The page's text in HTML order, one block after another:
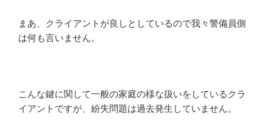
まあ、クライアントが良しとしているので我々警備員側
は何も言いません。
こんな鍵に関して一般の家庭の様な扱いをしているクラ
イアントですが、紛失問題は過去発生していません。